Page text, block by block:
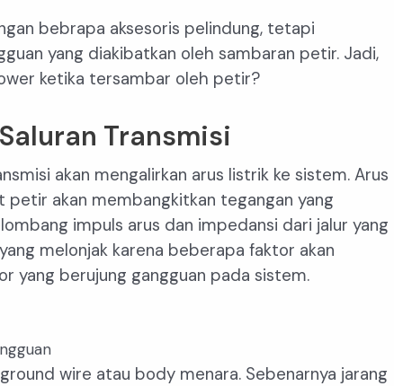
bebrapa aksesoris pelindung, tetapi
yang diakibatkan oleh sambaran petir. Jadi,
ketika tersambar oleh petir?
Transmisi
akan mengalirkan arus listrik ke sistem. Arus
akan membangkitkan tegangan yang
impuls arus dan impedansi dari jalur yang
melonjak karena beberapa faktor akan
yang berujung gangguan pada sistem.
wire atau body menara. Sebenarnya jarang